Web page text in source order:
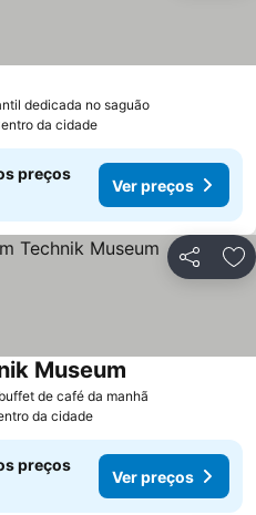
dedicada no saguão
da cidade
preços
Ver preços
Partilhar
de café da manhã
Museum
da cidade
preços
Ver preços